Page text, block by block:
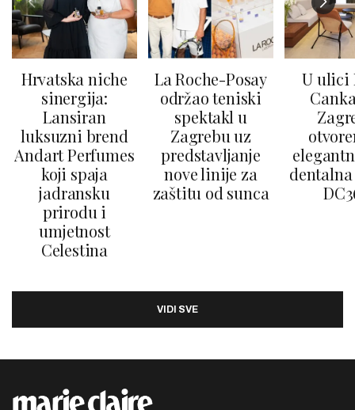
Hrvatska niche
sinergija:
Lansiran
luksuzni brend
Andart Perfumes
koji spaja
jadransku
prirodu i
umjetnost
Celestina
La Roche-Posay
održao teniski
spektakl u
Zagrebu uz
predstavljanje
nove linije za
zaštitu od sunca
U ulici
VIDI SVE